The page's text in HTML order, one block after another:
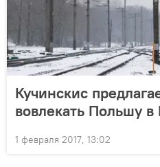
Кучинскис
вовлекать Польшу
1 февраля 2017, 13:02